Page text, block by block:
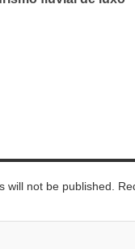
will not be published.